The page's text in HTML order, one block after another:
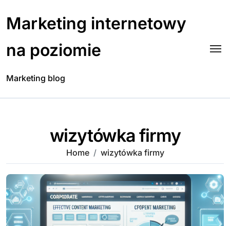
content
Marketing internetowy
na poziomie
Marketing blog
wizytówka firmy
Home wizytówka firmy